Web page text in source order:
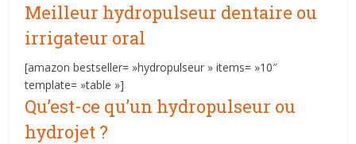
Meilleur hydropulseur dentaire ou
irrigateur oral
[amazon bestseller= »hydropulseur » items= »10″
template= »table »]
Qu’est-ce qu’un hydropulseur ou
hydrojet ?